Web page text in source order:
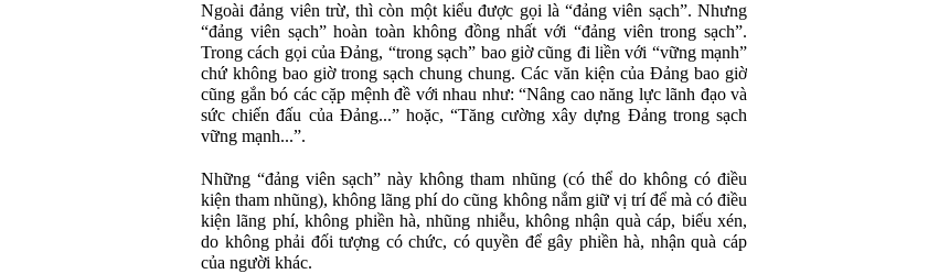
Ngoài đảng viên trừ, thì còn một kiểu được gọi là “đảng viên sạch”. Nhưng
“đảng viên sạch” hoàn toàn không đồng nhất với “đảng viên trong sạch”.
Trong cách gọi của Đảng, “trong sạch” bao giờ cũng đi liền với “vững mạnh”
chứ không bao giờ trong sạch chung chung. Các văn kiện của Đảng bao giờ
cũng gắn bó các cặp mệnh đề với nhau như: “Nâng cao năng lực lãnh đạo và
sức chiến đấu của Đảng...” hoặc, “Tăng cường xây dựng Đảng trong sạch
vững mạnh...”.
Những “đảng viên sạch” này không tham nhũng (có thể do không có điều
kiện tham nhũng), không lãng phí do cũng không nắm giữ vị trí để mà có điều
kiện lãng phí, không phiền hà, nhũng nhiễu, không nhận quà cáp, biếu xén,
do không phải đối tượng có chức, có quyền để gây phiền hà, nhận quà cáp
của người khác.